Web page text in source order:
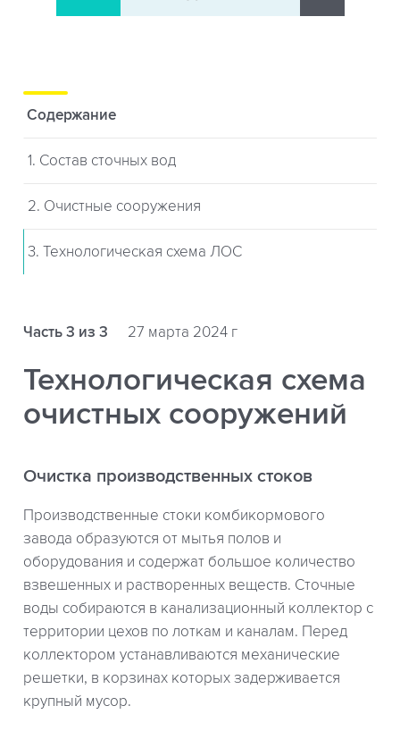
Содержание
1. Состав сточных вод
2. Очистные сооружения
3. Технологическая схема ЛОС
Часть 3 из 3 27 марта 2024 г
Технологическая схема
очистных сооружений
Очистка производственных стоков
Производственные стоки комбикормового
завода образуются от мытья полов и
оборудования и содержат большое количество
взвешенных и растворенных веществ. Сточные
воды собираются в канализационный коллектор с
территории цехов по лоткам и каналам. Перед
коллектором устанавливаются механические
решетки, в корзинах которых задерживается
крупный мусор.